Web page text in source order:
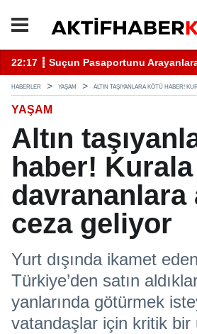
22:17 ┋ Suçun Pasaportunu
HABERLER YAŞAM ALTIN TAŞIYANLARA KÖTÜ HABER!
YAŞAM
Altın
haber! Kurala
davrananlara
ceza geliyor
Yurt dışında ikamet
Türkiye’den satın
yanlarında götürmek
vatandaşlar için kritik bir